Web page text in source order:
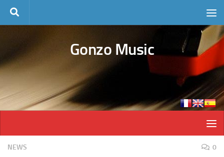
Skip to content
Gonzo Music
NEWS 0